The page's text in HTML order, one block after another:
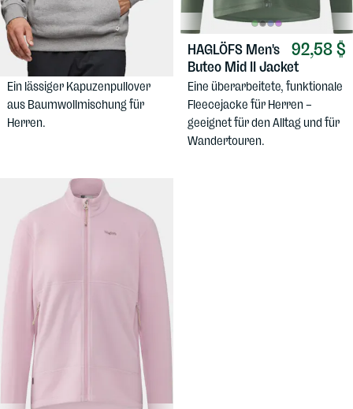
59,87 $
COTOPAXIMen's
Llama Pullover Hood
Ein lässiger Kapuzenpullover
aus Baumwollmischung für
Herren.
92,58 $
HAGLÖFS Men's
Buteo Mid II Jacket
Eine überarbeitete, funktionale
Fleecejacke für Herren –
geeignet für den Alltag und für
Wandertouren.